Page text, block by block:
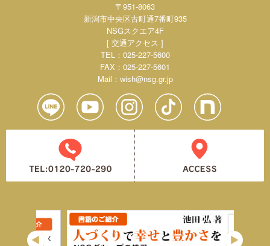
〒951-8063
新潟市中央区古町通7番町935
NSGスクエア4F
[ 交通アクセス ]
TEL：025-227-5600
FAX：025-227-5601
Mail： wish@nsg.gr.jp